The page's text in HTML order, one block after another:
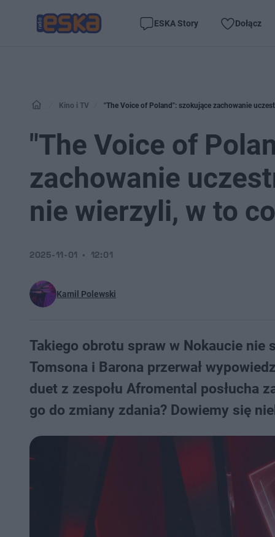
ESKA Story Dołącz
Kino i TV "The Voice of Poland": szokujące zachowanie
"The Voice of
zachowanie
nie wierzyli, w to
Kamil Polewski
2025-11-01 12:01
Takiego obrotu spraw w Nokaucie nie
Tomsona i Barona przerwał
duet z zespołu Afromental posłucha
go do zmiany zdania? Dowiemy się